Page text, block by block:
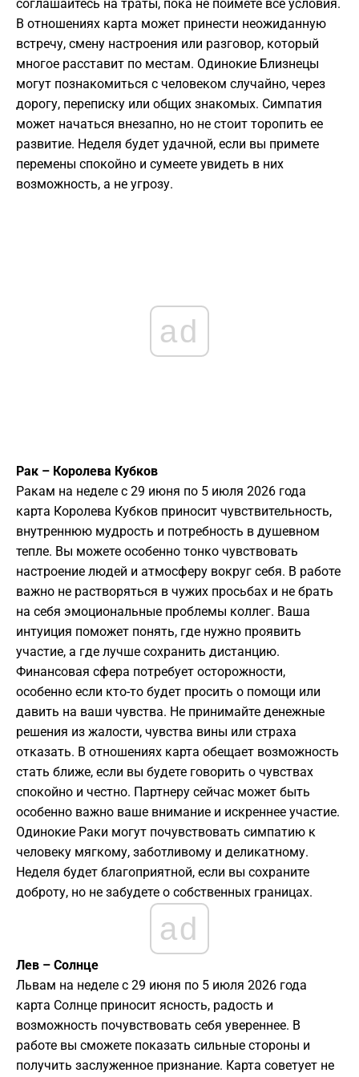
соглашайтесь на траты, пока не поймете все условия.
В отношениях карта может принести неожиданную
встречу, смену настроения или разговор, который
многое расставит по местам. Одинокие Близнецы
могут познакомиться с человеком случайно, через
дорогу, переписку или общих знакомых. Симпатия
может начаться внезапно, но не стоит торопить ее
развитие. Неделя будет удачной, если вы примете
перемены спокойно и сумеете увидеть в них
возможность, а не угрозу.
ad
Рак – Королева Кубков
Ракам на неделе с 29 июня по 5 июля 2026 года
карта Королева Кубков приносит чувствительность,
внутреннюю мудрость и потребность в душевном
тепле. Вы можете особенно тонко чувствовать
настроение людей и атмосферу вокруг себя. В работе
важно не растворяться в чужих просьбах и не брать
на себя эмоциональные проблемы коллег. Ваша
интуиция поможет понять, где нужно проявить
участие, а где лучше сохранить дистанцию.
Финансовая сфера потребует осторожности,
особенно если кто-то будет просить о помощи или
давить на ваши чувства. Не принимайте денежные
решения из жалости, чувства вины или страха
отказать. В отношениях карта обещает возможность
стать ближе, если вы будете говорить о чувствах
спокойно и честно. Партнеру сейчас может быть
особенно важно ваше внимание и искреннее участие.
Одинокие Раки могут почувствовать симпатию к
человеку мягкому, заботливому и деликатному.
Неделя будет благоприятной, если вы сохраните
доброту, но не забудете о собственных границах.
ad
Лев – Солнце
Львам на неделе с 29 июня по 5 июля 2026 года
карта Солнце приносит ясность, радость и
возможность почувствовать себя увереннее. В
работе вы сможете показать сильные стороны и
получить заслуженное признание. Карта советует не